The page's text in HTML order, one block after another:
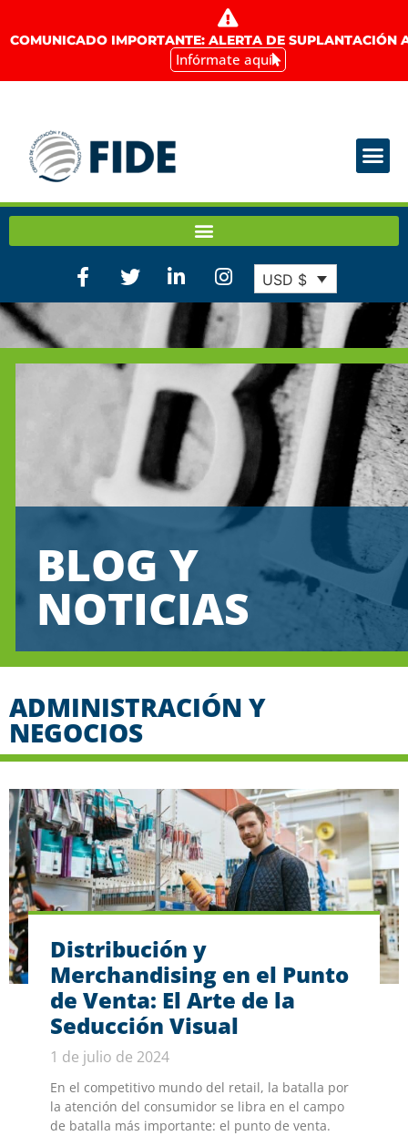
COMUNICADO IMPORTANTE: ALERTA DE SUPLANTACIÓN
Infórmate aquí
USD $
BLOG Y
NOTICIAS
ADMINISTRACIÓN Y
NEGOCIOS
Distribución y
Merchandising en el Punto
de Venta: El Arte de la
Seducción Visual
1 de julio de 2024
En el competitivo mundo del retail, la batalla por
la atención del consumidor se libra en el campo
de batalla más importante: el punto de venta.